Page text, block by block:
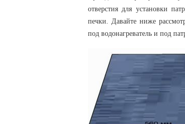
отверстия для установки
печки. Давайте ниже
под водонагреватель и под